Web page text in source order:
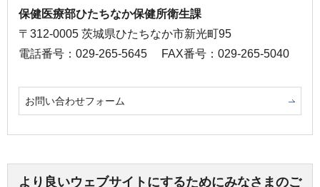
保健医療部ひたちなか保健所衛生課
〒312-0005 茨城県ひたちなか市新光町95
電話番号：029-265-5645
FAX番号：029-265-5040
お問い合わせフォーム
より良いウェブサイトにするためにみなさまのご